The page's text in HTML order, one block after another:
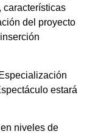
características
del proyecto
estará
niveles de